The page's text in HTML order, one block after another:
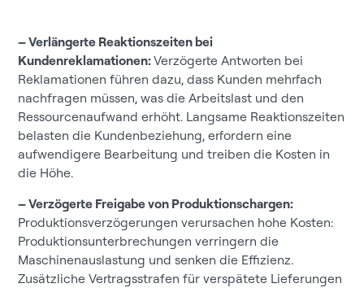
– Verlängerte Reaktionszeiten bei
Kundenreklamationen:Verzögerte Antworten bei
Reklamationen führen dazu, dass Kunden mehrfach
nachfragen müssen, was die Arbeitslast und den
Ressourcenaufwand erhöht. Langsame Reaktionszeiten
belasten die Kundenbeziehung, erfordern eine
aufwendigere Bearbeitung und treiben die Kosten in
die Höhe.
– Verzögerte Freigabe von Produktionschargen:
Produktionsverzögerungen verursachen hohe Kosten:
Produktionsunterbrechungen verringern die
Maschinenauslastung und senken die Effizienz.
Zusätzliche Vertragsstrafen für verspätete Lieferungen